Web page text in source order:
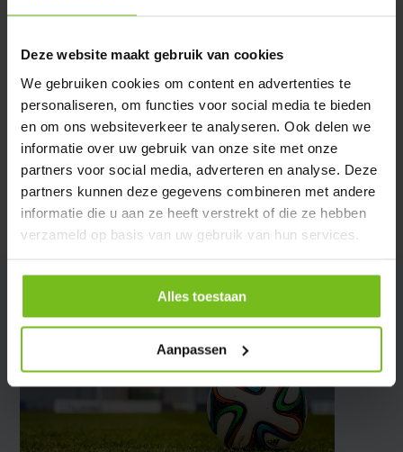
Deze website maakt gebruik van cookies
We gebruiken cookies om content en advertenties te
personaliseren, om functies voor social media te bieden
en om ons websiteverkeer te analyseren. Ook delen we
informatie over uw gebruik van onze site met onze
partners voor social media, adverteren en analyse. Deze
partners kunnen deze gegevens combineren met andere
informatie die u aan ze heeft verstrekt of die ze hebben
verzameld op basis van uw gebruik van hun services.
Alles toestaan
Aanpassen
Productomschrijving
Specificaties
Reviews
Delen